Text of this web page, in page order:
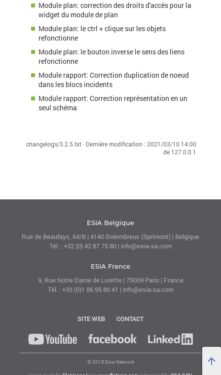
Module plan: correction des droits d'accès pour la
widget du module de plan
Module plan: le ctrl + clique sur les objets
refonctionne
Module plan: le bouton inverse le sens des liens
refonctionne
Module rapport: Correction duplication de noeud
dans les blocs incidents
Module rapport: Correction représentation en un
seul schéma
changelogs/3.2.5.txt · Dernière modification : 2021/03/10 14:00
de 127.0.0.1
ESIA Belgique
Rue de Beaufays, 64/B | 4140 Dolembreux (Sprimont) | Belgique
Tél. : +32 (0) 42 87 75 80 | info@esia-sa.com
ESIA France
9, Rue Notre Dame de Lorette | 75009 Paris | France
Tél. : +33 (0)1 86 95 80 41 | info@esia-sa.com
SITE WEB CONTACT
©2018 Esia Network